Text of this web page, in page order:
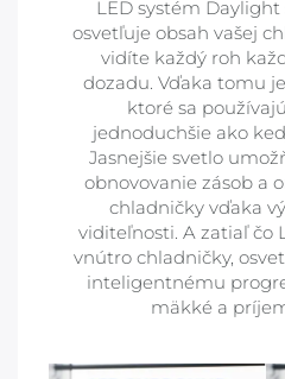
LED systém
osvetľuje obsah vašej
vidíte každý roh
dozadu. Vďaka tomu
ktoré sa
jednoduchšie ako
Jasnejšie svetlo
obnovovanie zásob a
chladničky vďaka
viditeľnosti. A zatiaľ čo
vnútro chladničky,
inteligentnému
mäkké a